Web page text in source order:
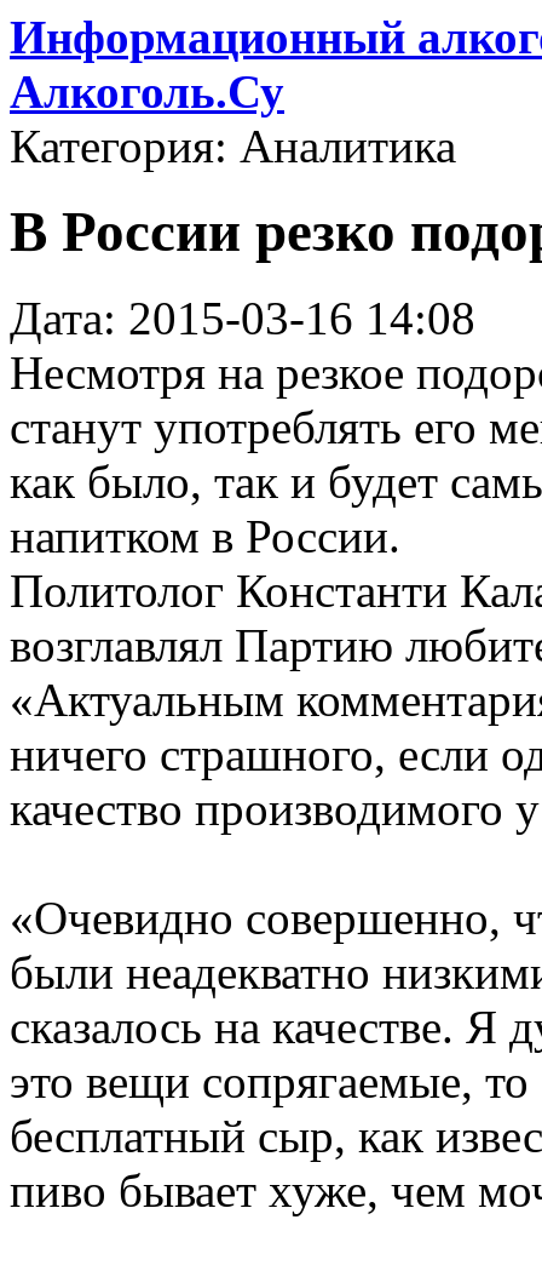
Информационный
Алкоголь.Су
Категория: Аналитика
В России резко
Дата: 2015-03-16 14:08
Несмотря на резкое
станут употреблять его
как было, так и будет
напитком в России.
Политолог Константи
возглавлял Партию
«Актуальным
ничего страшного, если
качество производимого
«Очевидно совершенно,
были неадекватно
сказалось на качестве.
это вещи сопрягаемые,
бесплатный сыр, как
пиво бывает хуже, чем